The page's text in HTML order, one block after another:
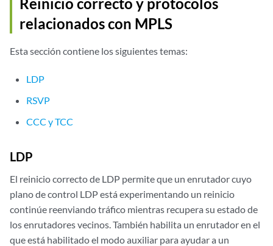
relacionados con MPLS
Esta sección contiene los siguientes temas:
LDP
RSVP
CCC y TCC
LDP
El reinicio correcto de LDP permite que un enrutador cuyo
plano de control LDP está experimentando un reinicio
continúe reenviando tráfico mientras recupera su estado de
los enrutadores vecinos. También habilita un enrutador en el
que está habilitado el modo auxiliar para ayudar a un